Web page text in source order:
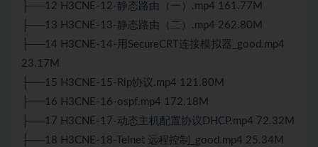
├──12 H3CNE-12-静态路由（一）.mp4 161.77M
├──13 H3CNE-13-静态路由（二）.mp4 262.80M
├──14 H3CNE-14-用SecureCRT连接模拟器_good.mp4
23.17M
├──15 H3CNE-15-Rip协议.mp4 121.80M
├──16 H3CNE-16-ospf.mp4 172.18M
├──17 H3CNE-17-动态主机配置协议DHCP.mp4 72.32M
├──18 H3CNE-18-Telnet 远程控制_good.mp4 25.34M